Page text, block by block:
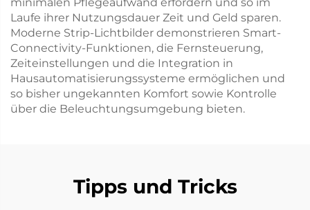
Laufe ihrer Nutzungsdauer Zeit und Geld sparen.
Moderne Strip-Lichtbilder demonstrieren Smart-
Connectivity-Funktionen, die Fernsteuerung,
Zeiteinstellungen und die Integration in
Hausautomatisierungssysteme ermöglichen und
so bisher ungekannten Komfort sowie Kontrolle
über die Beleuchtungsumgebung bieten.
Tipps und Tricks